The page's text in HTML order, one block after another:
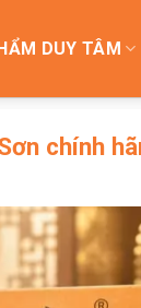
DUY TÂM
chính